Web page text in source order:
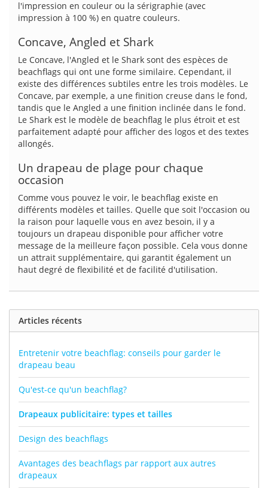
l'impression en couleur ou la sérigraphie (avec
impression à 100 %) en quatre couleurs.
Concave, Angled et Shark
Le Concave, l'Angled et le Shark sont des espèces de
beachflags qui ont une forme similaire. Cependant, il
existe des différences subtiles entre les trois modèles. Le
Concave, par exemple, a une finition creuse dans le fond,
tandis que le Angled a une finition inclinée dans le fond.
Le Shark est le modèle de beachflag le plus étroit et est
parfaitement adapté pour afficher des logos et des textes
allongés.
Un drapeau de plage pour chaque
occasion
Comme vous pouvez le voir, le beachflag existe en
différents modèles et tailles. Quelle que soit l'occasion ou
la raison pour laquelle vous en avez besoin, il y a
toujours un drapeau disponible pour afficher votre
message de la meilleure façon possible. Cela vous donne
un attrait supplémentaire, qui garantit également un
haut degré de flexibilité et de facilité d'utilisation.
Articles récents
Entretenir votre beachflag: conseils pour garder le
drapeau beau
Qu'est-ce qu'un beachflag?
Drapeaux publicitaire: types et tailles
Design des beachflags
Avantages des beachflags par rapport aux autres
drapeaux